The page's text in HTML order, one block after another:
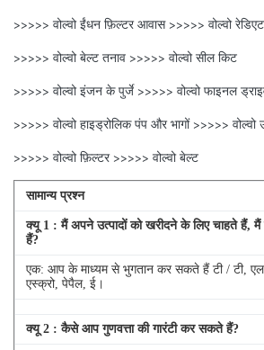
>>>>> वोल्वो ईंधन फ़िल्टर आवास >>>>> वोल्वो
>>>>> वोल्वो बेल्ट तनाव >>>>> वोल्वो सील किट
>>>>> वोल्वो इंजन के पुर्जे >>>>> वोल्वो फाइनल
>>>>> वोल्वो हाइड्रोलिक पंप और भागों >>>>> वोल्वो
>>>>> वोल्वो फ़िल्टर >>>>> वोल्वो बेल्ट
सामान्य प्रश्न
क्यू 1 : मैं अपने उत्पादों को खरीदने के लिए चाहते
हैं?
एक: आप के माध्यम से भुगतान कर सकते हैं टी / टी,
एस्क्रो, पेपैल, ई।
क्यू 2 : कैसे आप गुणवत्ता की गारंटी कर सकते हैं?